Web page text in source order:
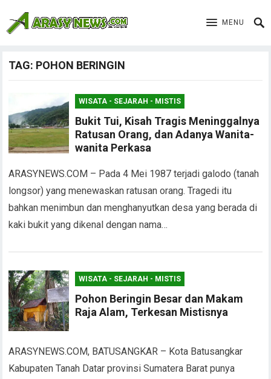
MENU
TAG: POHON BERINGIN
WISATA - SEJARAH - MISTIS
Bukit Tui, Kisah Tragis Meninggalnya
Ratusan Orang, dan Adanya Wanita-
wanita Perkasa
ARASYNEWS.COM – Pada 4 Mei 1987 terjadi galodo (tanah
longsor) yang menewaskan ratusan orang. Tragedi itu
bahkan menimbun dan menghanyutkan desa yang berada di
kaki bukit yang dikenal dengan nama…
WISATA - SEJARAH - MISTIS
Pohon Beringin Besar dan Makam
Raja Alam, Terkesan Mistisnya
ARASYNEWS.COM, BATUSANGKAR – Kota Batusangkar
Kabupaten Tanah Datar provinsi Sumatera Barat punya